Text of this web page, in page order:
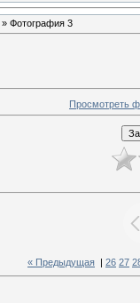
» Фотография 3
Просмотреть
« Предыдущая 26 27